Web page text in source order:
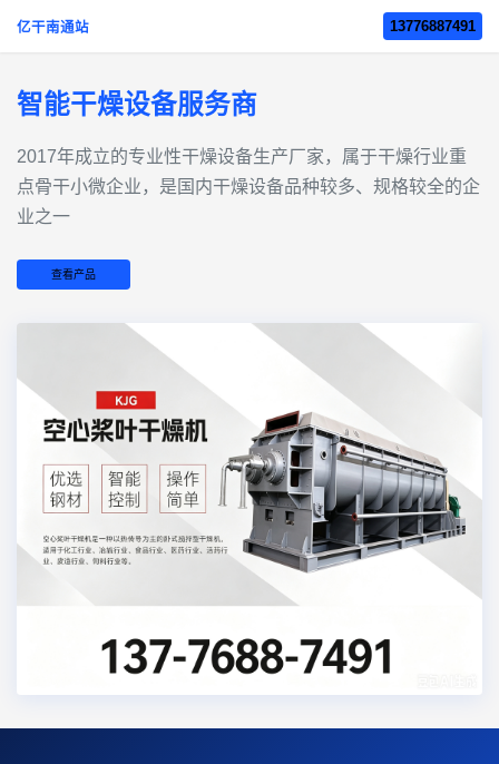
亿干南通站 13776887491
智能干燥设备服务商
2017年成立的‌专业性干燥设备生产厂家‌，属于干燥行业重
点骨干小微企业，是国内干燥设备品种较多、规格较全的企
业之一
查看产品